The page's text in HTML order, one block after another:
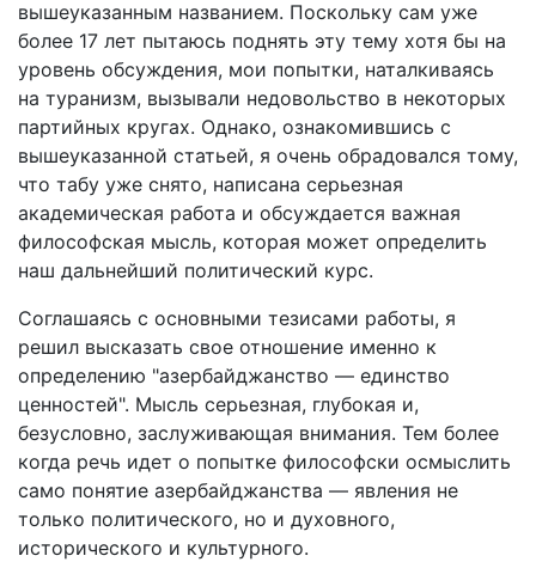
вышеуказанным названием. Поскольку сам уже
более 17 лет пытаюсь поднять эту тему хотя бы на
уровень обсуждения, мои попытки, наталкиваясь
на туранизм, вызывали недовольство в некоторых
партийных кругах. Однако, ознакомившись с
вышеуказанной статьей, я очень обрадовался тому,
что табу уже снято, написана серьезная
академическая работа и обсуждается важная
философская мысль, которая может определить
наш дальнейший политический курс.
Соглашаясь с основными тезисами работы, я
решил высказать свое отношение именно к
определению "азербайджанство — единство
ценностей". Мысль серьезная, глубокая и,
безусловно, заслуживающая внимания. Тем более
когда речь идет о попытке философски осмыслить
само понятие азербайджанства — явления не
только политического, но и духовного,
исторического и культурного.